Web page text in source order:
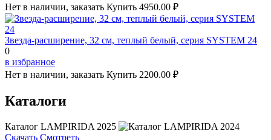
Нет в наличии, заказать Купить 4950.00 ₽
Звезда-расширение, 32 см, теплый белый, серия SYSTEM 24
0
в избранное
Нет в наличии, заказать Купить 2200.00 ₽
Каталоги
Каталог LAMPIRIDA 2025
Скачать Смотреть